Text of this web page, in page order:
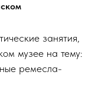
занятия,
музее на тему:
ремесла-